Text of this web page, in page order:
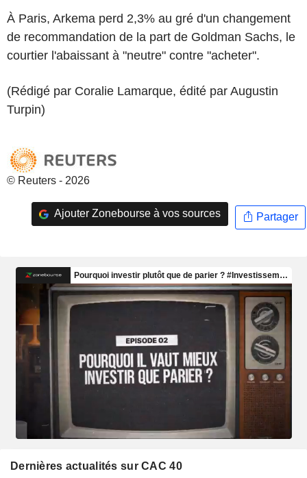
À Paris, Arkema perd 2,3% au gré d'un changement
de recommandation de la part de Goldman Sachs, le
courtier l'abaissant à "neutre" contre "acheter".
(Rédigé par Coralie Lamarque, édité par Augustin
Turpin)
© Reuters - 2026
Ajouter Zonebourse à vos sources Partager
Dernières actualités sur CAC 40